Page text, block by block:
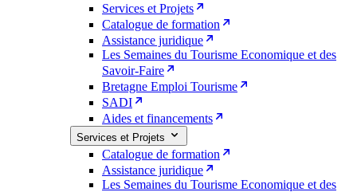
Services et Projets
Catalogue de formation
Assistance juridique
Les Semaines du Tourisme Economique et des
Savoir-Faire
Bretagne Emploi Tourisme
SADI
Aides et financements
Services et Projets
Catalogue de formation
Assistance juridique
Les Semaines du Tourisme Economique et des